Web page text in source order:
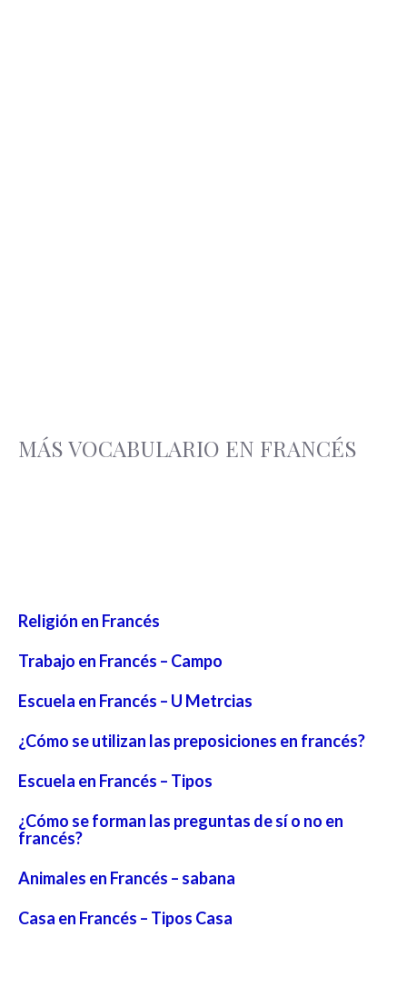
MÁS VOCABULARIO EN FRANCÉS
Religión en Francés
Trabajo en Francés – Campo
Escuela en Francés – U Metrcias
¿Cómo se utilizan las preposiciones en francés?
Escuela en Francés – Tipos
¿Cómo se forman las preguntas de sí o no en
francés?
Animales en Francés – sabana
Casa en Francés – Tipos Casa